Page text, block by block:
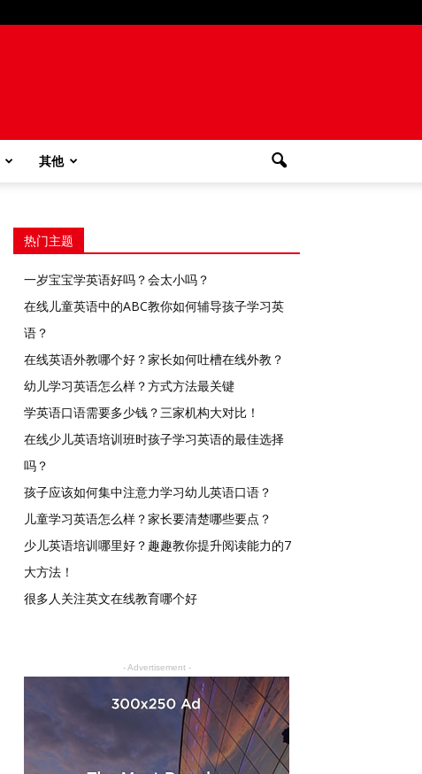
其他
热门主题
一岁宝宝学英语好吗？会太小吗？
在线儿童英语中的ABC教你如何辅导孩子学习英
语？
在线英语外教哪个好？家长如何吐槽在线外教？
幼儿学习英语怎么样？方式方法最关键
学英语口语需要多少钱？三家机构大对比！
在线少儿英语培训班时孩子学习英语的最佳选择
吗？
孩子应该如何集中注意力学习幼儿英语口语？
儿童学习英语怎么样？家长要清楚哪些要点？
少儿英语培训哪里好？趣趣教你提升阅读能力的7
大方法！
很多人关注英文在线教育哪个好
- Advertisement -